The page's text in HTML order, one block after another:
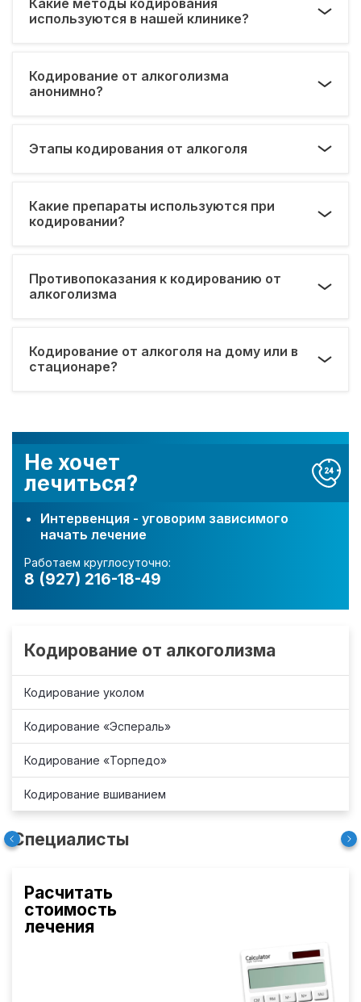
Не хочет
лечиться?
Интервенция - уговорим зависимого
начать лечение
Работаем круглосуточно:
8 (927) 216-18-49
Кодирование от алкоголизма
Кодирование уколом
Кодирование «Эспераль»
Кодирование «Торпедо»
Кодирование вшиванием
Специалисты
Расчитать
стоимость
лечения
используются в нашей клинике?
Кодирование от алкоголизма
анонимно?
Этапы кодирования от алкоголя
Какие препараты используются при
кодировании?
Противопоказания к кодированию от
алкоголизма
Кодирование от алкоголя на дому или в
стационаре?